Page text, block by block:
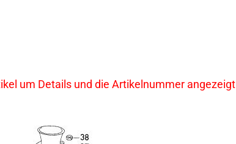
um Details und die Artikelnummer angezeigt